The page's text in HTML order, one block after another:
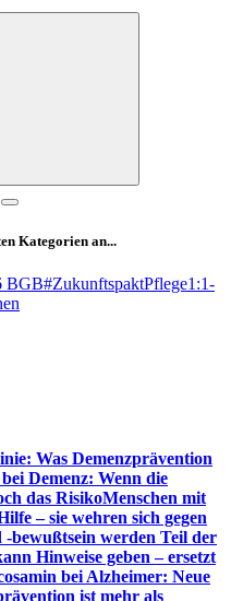
Kategorien an...
BGB#ZukunftspaktPflege1:1-
Was Demenzprävention
Demenz: Wenn die
das RisikoMenschen mit
– sie wehren sich gegen
bewußtsein werden Teil der
Hinweise geben – ersetzt
bei Alzheimer: Neue
ist mehr als